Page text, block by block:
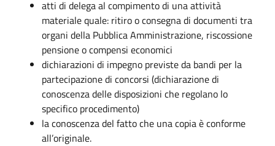
atti di delega al compimento di una attività
materiale quale: ritiro o consegna di documenti tra
organi della Pubblica Amministrazione, riscossione
pensione o compensi economici
dichiarazioni di impegno previste da bandi per la
partecipazione di concorsi (dichiarazione di
conoscenza delle disposizioni che regolano lo
specifico procedimento)
la conoscenza del fatto che una copia è conforme
all’originale.